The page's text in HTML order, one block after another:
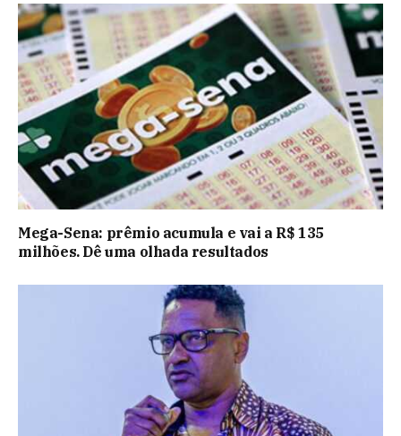
Mega-Sena: prêmio acumula e vai a R$ 135
milhões. Dê uma olhada resultados